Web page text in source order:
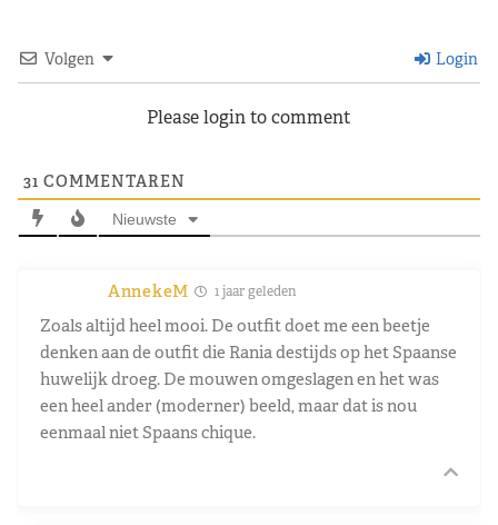
Volgen Login
Please login to comment
31 COMMENTAREN
Nieuwste
AnnekeM 1 jaar geleden
Zoals altijd heel mooi. De outfit doet me een beetje
denken aan de outfit die Rania destijds op het Spaanse
huwelijk droeg. De mouwen omgeslagen en het was
een heel ander (moderner) beeld, maar dat is nou
eenmaal niet Spaans chique.